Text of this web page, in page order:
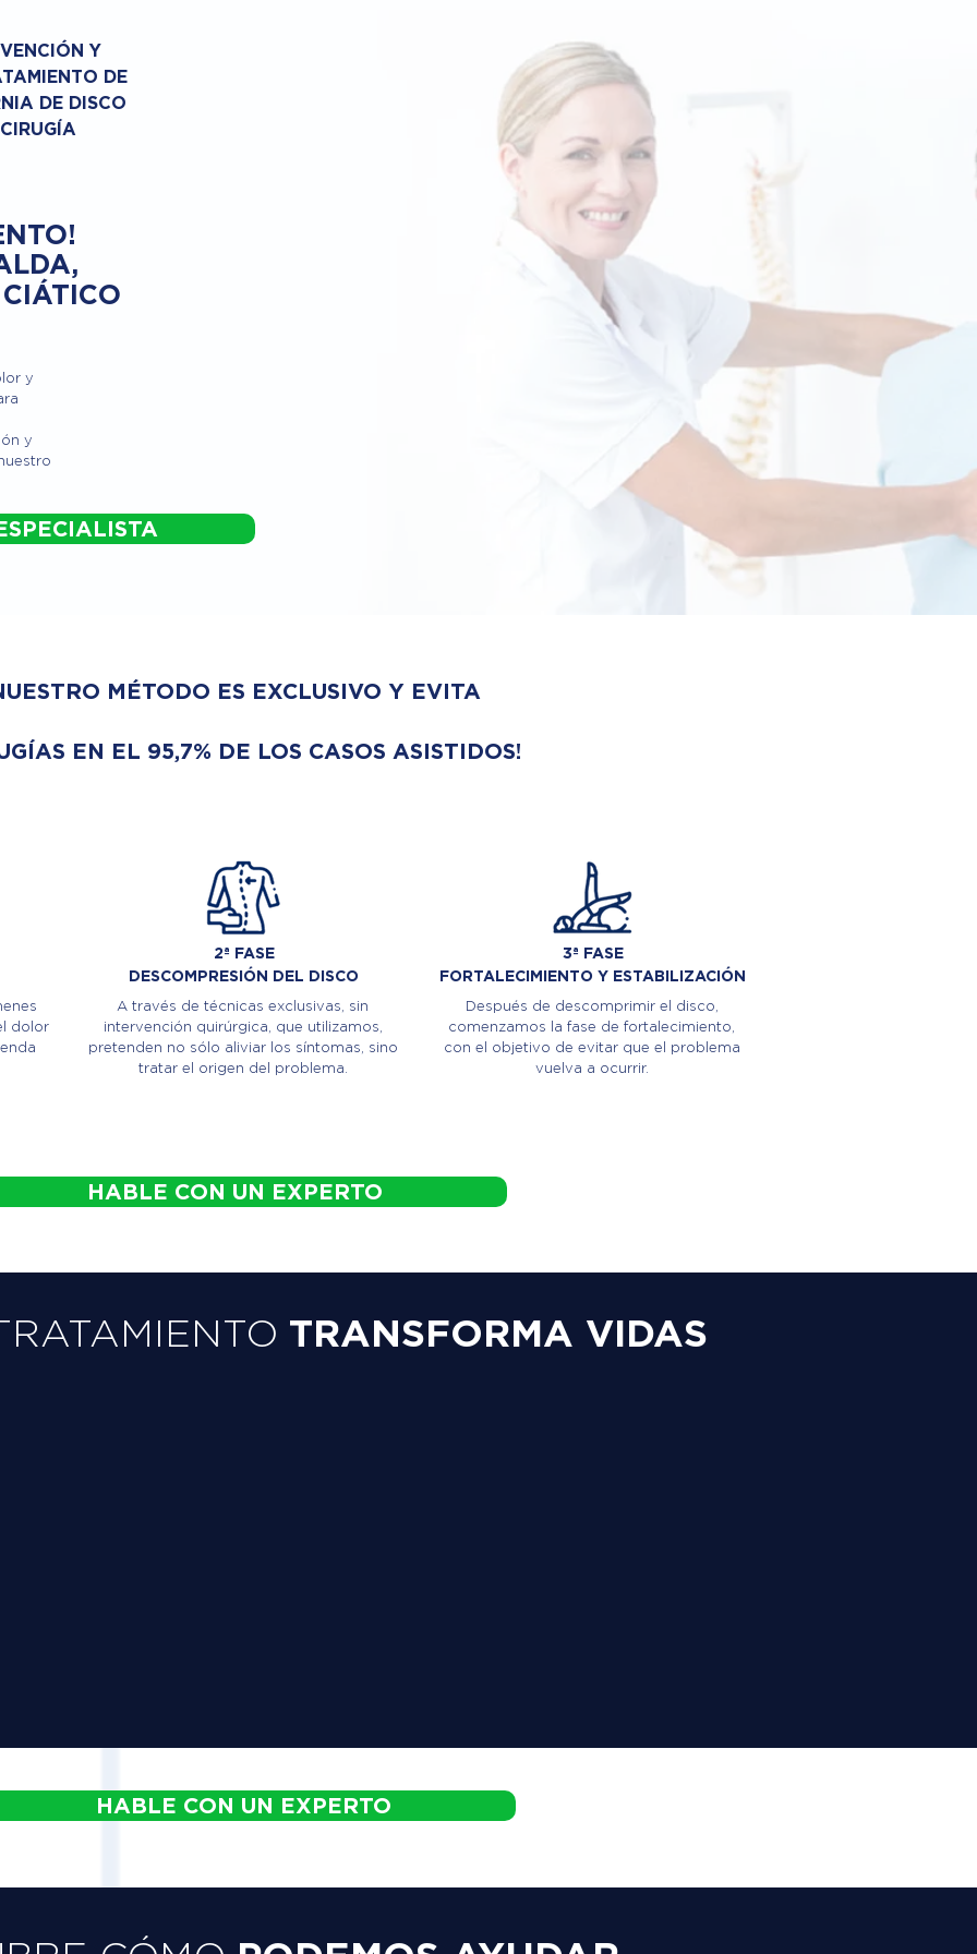
Y
DE
DE DISCO
y
y
MÉTODO ES EXCLUSIVO Y EVITA
EN EL 95,7% DE LOS CASOS ASISTIDOS!
dolor
2ª FASE
DESCOMPRESIÓN DEL DISCO
A través de técnicas exclusivas, sin
intervención quirúrgica, que utilizamos,
pretenden no sólo aliviar los síntomas, sino
tratar el origen del problema.
3ª FASE
FORTALECIMIENTO Y ESTABILIZACIÓN
Después de descomprimir el disco,
comenzamos la fase de fortalecimiento,
con el objetivo de evitar que el problema
vuelva a ocurrir.
HABLE CON UN EXPERTO
TRANSFORMA VIDAS
HABLE CON UN EXPERTO